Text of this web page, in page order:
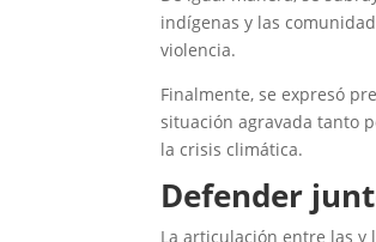
indígenas y las
violencia.
Finalmente, se expresó
situación agravada tanto
la crisis climática.
Defender
La articulación entre las